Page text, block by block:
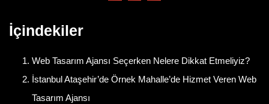
İçindekiler
Web Tasarım Ajansı Seçerken Nelere Dikkat Etmeliyiz?
İstanbul Ataşehir’de Örnek Mahalle’de Hizmet Veren Web
Tasarım Ajansı